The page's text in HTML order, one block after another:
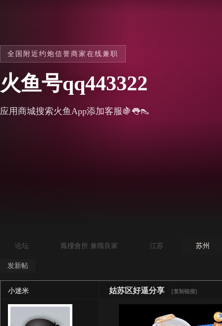
全国附近约炮信誉商家在线兼职
火鱼号qq443322
应用商城搜索火鱼App添加客服🍇👅👠
论坛 鳳樓會所 兼職良家 江苏 苏州
发新帖
姑苏区好逼分享 [复制链接]
小迷米